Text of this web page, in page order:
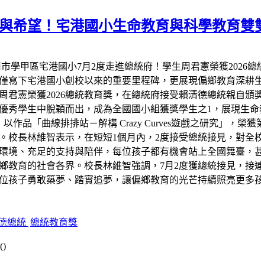
希望！宅港國小生命教育與科學教育雙
學甲區宅港國小7月2度走進總統府！學生周君憲榮獲2026
寫下宅港國小創校以來的重要里程碑，更展現偏鄉教育深
君憲榮獲2026總統教育獎，在總統府接受賴清德總統親自
秀學生中脫穎而出，成為全國國小組獲獎學生之1，展現生
作品「曲線排排站－解構 Crazy Curves遊戲之研究」，榮
校長林維智表示，在短短1個月內，2度接受總統接見，對
境、充足的支持與陪伴，每位孩子都有機會站上全國舞臺
教育的社會各界。校長林維智強調，7月2度獲總統接見，
孩子勇敢築夢、踏實追夢，讓偏鄉教育的光芒持續照亮更多
總統 總統教育獎
)